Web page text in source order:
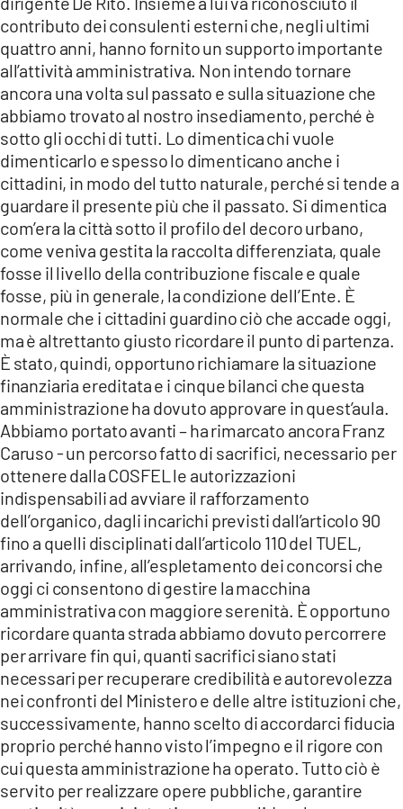
contributo dei consulenti esterni che, negli ultimi
quattro anni, hanno fornito un supporto importante
all’attività amministrativa. Non intendo tornare
ancora una volta sul passato e sulla situazione che
abbiamo trovato al nostro insediamento, perché è
sotto gli occhi di tutti. Lo dimentica chi vuole
dimenticarlo e spesso lo dimenticano anche i
cittadini, in modo del tutto naturale, perché si tende a
guardare il presente più che il passato. Si dimentica
com’era la città sotto il profilo del decoro urbano,
come veniva gestita la raccolta differenziata, quale
fosse il livello della contribuzione fiscale e quale
fosse, più in generale, la condizione dell’Ente. È
normale che i cittadini guardino ciò che accade oggi,
ma è altrettanto giusto ricordare il punto di partenza.
È stato, quindi, opportuno richiamare la situazione
finanziaria ereditata e i cinque bilanci che questa
amministrazione ha dovuto approvare in quest’aula.
Abbiamo portato avanti – ha rimarcato ancora Franz
Caruso - un percorso fatto di sacrifici, necessario per
ottenere dalla COSFEL le autorizzazioni
indispensabili ad avviare il rafforzamento
dell’organico, dagli incarichi previsti dall’articolo 90
fino a quelli disciplinati dall’articolo 110 del TUEL,
arrivando, infine, all’espletamento dei concorsi che
oggi ci consentono di gestire la macchina
amministrativa con maggiore serenità. È opportuno
ricordare quanta strada abbiamo dovuto percorrere
per arrivare fin qui, quanti sacrifici siano stati
necessari per recuperare credibilità e autorevolezza
nei confronti del Ministero e delle altre istituzioni che,
successivamente, hanno scelto di accordarci fiducia
proprio perché hanno visto l’impegno e il rigore con
cui questa amministrazione ha operato. Tutto ciò è
servito per realizzare opere pubbliche, garantire